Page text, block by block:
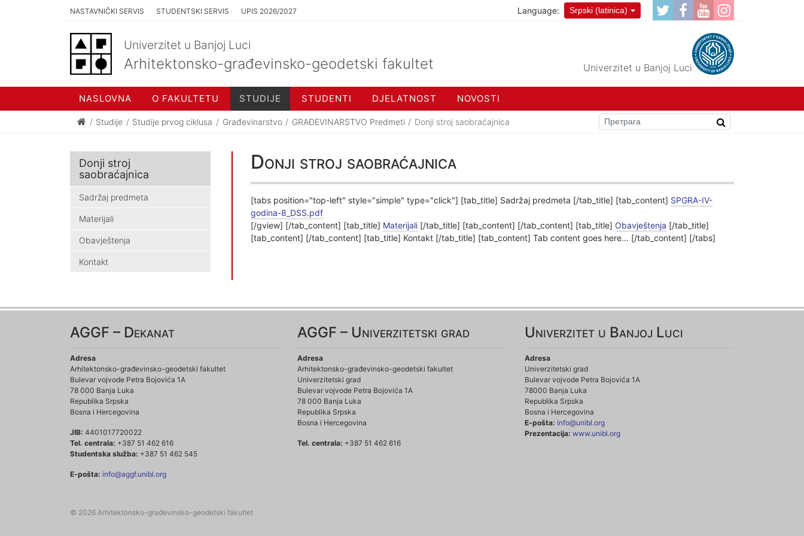
NASTAVNIČKI SERVIS STUDENTSKI SERVIS UPIS 2026/2027 Language: Srpski (latinica)
Univerzitet u Banjoj Luci
Arhitektonsko-građevinsko-geodetski fakultet Univerzitet u Banjoj Luci
NASLOVNA O FAKULTETU STUDIJE STUDENTI DJELATNOST NOVOSTI
Studije Studije prvog ciklusa Građevinarstvo GRAĐEVINARSTVO Predmeti Donji stroj saobraćajnica
Donji stroj
saobraćajnica
Sadržaj predmeta
Materijali
Obavještenja
Kontakt
Donji stroj saobraćajnica
[tabs position="top-left" style="simple" type="click"] [tab_title] Sadržaj predmeta [/tab_title] [tab_content] SPGRA-IV-
godina-8_DSS.pdf
[/gview] [/tab_content] [tab_title] Materijali [/tab_title] [tab_content] [/tab_content] [tab_title] Obavještenja [/tab_title]
[tab_content] [/tab_content] [tab_title] Kontakt [/tab_title] [tab_content] Tab content goes here... [/tab_content] [/tabs]
AGGF – Dekanat
Adresa
Arhitektonsko-građevinsko-geodetski fakultet
Bulevar vojvode Petra Bojovića 1A
78 000 Banja Luka
Republika Srpska
Bosna i Hercegovina
JIB: 4401017720022
Tel. centrala: +387 51 462 616
Studentska služba: +387 51 462 545
E-pošta: info@aggf.unibl.org
AGGF – Univerzitetski grad
Adresa
Arhitektonsko-građevinsko-geodetski fakultet
Univerzitetski grad
Bulevar vojvode Petra Bojovića 1A
78 000 Banja Luka
Republika Srpska
Bosna i Hercegovina
Tel. centrala: +387 51 462 616
Univerzitet u Banjoj Luci
Adresa
Univerzitetski grad
Bulevar vojvode Petra Bojovića 1A
78000 Banja Luka
Republika Srpska
Bosna i Hercegovina
E-pošta: info@unibl.org
Prezentacija: www.unibl.org
© 2026 Arhitektonsko-građevinsko-geodetski fakultet